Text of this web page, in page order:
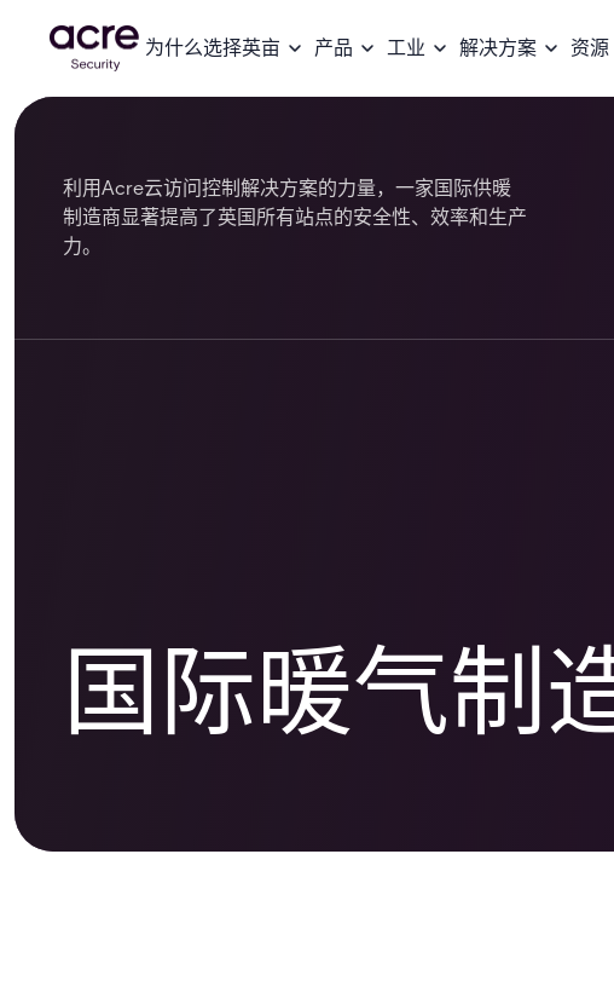
为什么选择英亩 产品 工业 解决方案 资源
国际暖气制
利用Acre云访问控制解决方案的力量，一家国际供暖
制造商显著提高了英国所有站点的安全性、效率和生产
力。